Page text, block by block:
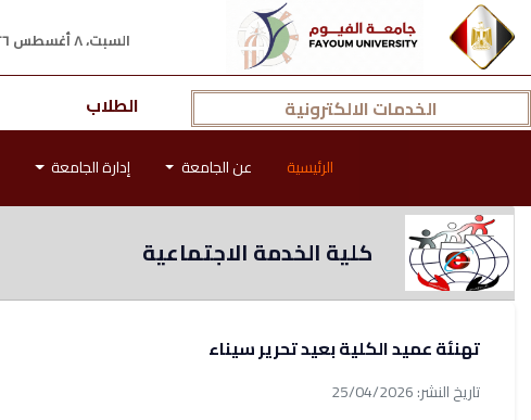
السبت، ٨ أغسطس ٢٠٢٦ م
الخدمات الالكترونية الطلاب
الرئيسية عن الجامعة إدارة الجامعة
كلية الخدمة الاجتماعية
تهنئة عميد الكلية بعيد تحرير سيناء
تاريخ النشر: 25/04/2026